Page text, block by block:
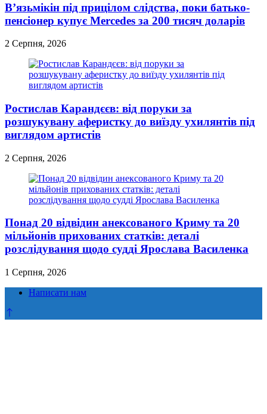
В’язьмікін під прицілом слідства, поки батько-
пенсіонер купує Mercedes за 200 тисяч доларів
2 Серпня, 2026
Ростислав Карандєєв: від поруки за
розшукувану аферистку до виїзду ухилянтів під
виглядом артистів
2 Серпня, 2026
Понад 20 відвідин анексованого Криму та 20
мільйонів прихованих статків: деталі
розслідування щодо судді Ярослава Василенка
1 Серпня, 2026
Написати нам
Прокрутка
до